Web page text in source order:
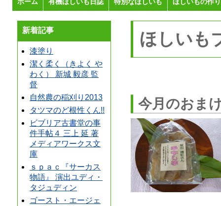
新着記事
漆塗り
潔く柔く（きよく や
わく） 新城 毅彦 監
督
自然農の稲刈り2013
タツマのど根性くん!!
ビブリア古書堂の事
件手帖４ 三上 延 著
メディアワークス文
庫
ｓｐａｃ『サーカス
物語』 演出ユディ・
タジュディン
ゴースト・エージェ
ほしいも
今月のおま